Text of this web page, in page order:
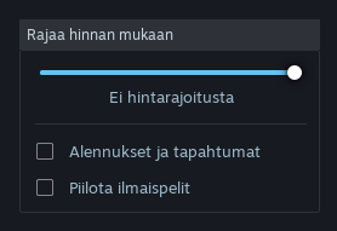
Kirjaudu sisään
Rajaa hinnan mukaan
Ei hintarajoitusta
Alennukset ja tapahtumat
Piilota ilmaispelit
Kehittäjä: Damian